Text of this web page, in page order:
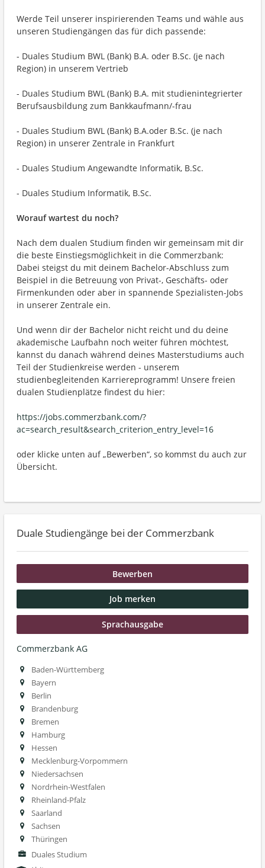
Duale Studiengänge bei der Commerzbank
Bewerben
Job merken
Sprachausgabe
Commerzbank AG
Baden-Württemberg
Bayern
Berlin
Brandenburg
Bremen
Hamburg
Hessen
Mecklenburg-Vorpommern
Niedersachsen
Nordrhein-Westfalen
Rheinland-Pfalz
Saarland
Sachsen
Thüringen
Duales Studium
Werde Teil unserer inspirierenden Teams und wähle aus
unseren Studiengängen das für dich passende:
- Duales Studium BWL (Bank) B.A. oder B.Sc. (je nach
Region) in unserem Vertrieb
- Duales Studium BWL (Bank) B.A. mit studienintegrierter
Berufsausbildung zum Bankkaufmann/-frau
- Duales Studium BWL (Bank) B.A.oder B.Sc. (je nach
Region) in unserer Zentrale in Frankfurt
- Duales Studium Angewandte Informatik, B.Sc.
- Duales Studium Informatik, B.Sc.
Worauf wartest du noch?
Nach dem dualen Studium finden wir gemeinsam mit dir
die beste Einstiegsmöglichkeit in die Commerzbank:
Dabei steigst du mit deinem Bachelor-Abschluss zum
Beispiel in die Betreuung von Privat-, Geschäfts- oder
Firmenkunden oder aber in spannende Spezialisten-Jobs
in unserer Zentrale ein.
Und wenn dir der Bachelor nicht reicht und du deine
akademische Laufbahn noch weiter führen möchtest,
kannst du danach während deines Masterstudiums auch
Teil der Studienkreise werden - unserem
studienbegleitenden Karriereprogramm! Unsere freien
dualen Studienplätze findest du hier:
https://jobs.commerzbank.com/?
ac=search_result&search_criterion_entry_level=16
oder klicke unten auf „Bewerben“, so kommst du auch zur
Übersicht.